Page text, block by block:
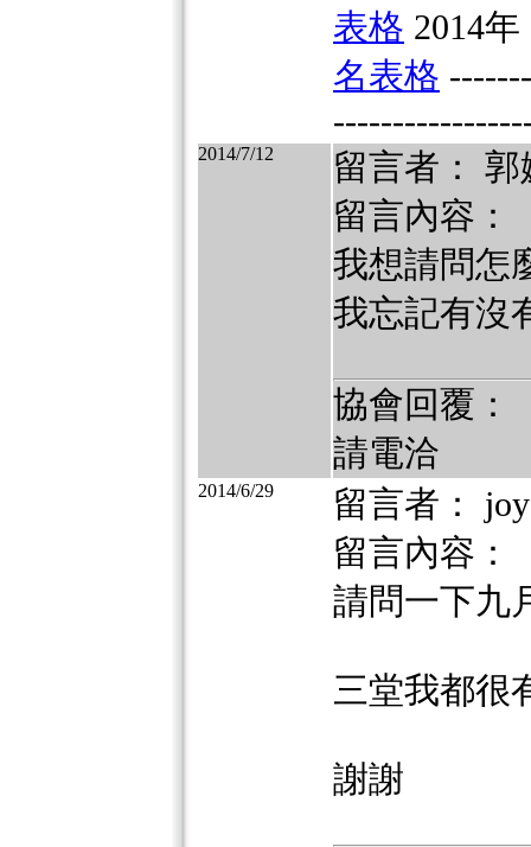
表格 2014
名表格
2014/7/12
留言者： 郭
留言內容：
我想請問怎
我忘記有沒
協會回覆：
請電洽
2014/6/29
留言者：
留言內容：
請問一下九
三堂我都很
謝謝